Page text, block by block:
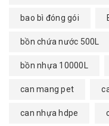
bao bì đóng gói
bồn chứa nước 500L
bồn nhựa 10000L
can mang pet
can nhựa hdpe